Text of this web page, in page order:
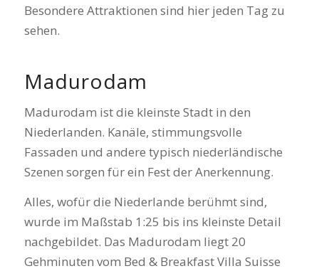
Besondere Attraktionen sind hier jeden Tag zu
sehen.
Madurodam
Madurodam ist die kleinste Stadt in den
Niederlanden. Kanäle, stimmungsvolle
Fassaden und andere typisch niederländische
Szenen sorgen für ein Fest der Anerkennung.
Alles, wofür die Niederlande berühmt sind,
wurde im Maßstab 1:25 bis ins kleinste Detail
nachgebildet. Das Madurodam liegt 20
Gehminuten vom Bed & Breakfast Villa Suisse